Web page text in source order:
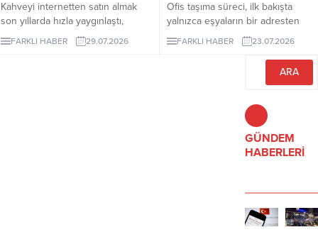
Kahveyi internetten satın almak
son yıllarda hızla yaygınlaştı,
çünkü artık dünyanın en özel
yörelerinden gelen çekirdekler
FARKLI HABER 29.07.2026
Ofis taşıma süreci, ilk bakışta
yalnızca eşyaların bir adresten
başka bir adrese götürülmesi gibi
görünse de kurumsal işletmeler
için bundan çok daha geniş bir
FARKLI HABER 23.07.2026
GÜNDEM
HABERLERİ